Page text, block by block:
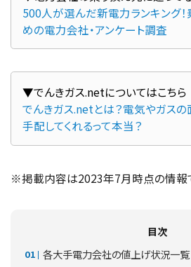
500人が選んだ新電力ランキング
めの電力会社・アンケート調査
でんきガス.netとは？電気やガス
手配してくれるって本当？
※掲載内容は2023年7月時点の情報
目次
各大手電力会社の値上げ状況一覧